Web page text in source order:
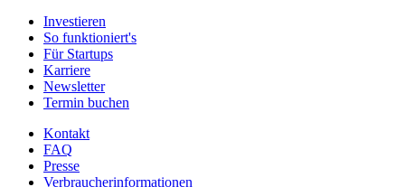
Investieren
So funktioniert's
Für Startups
Karriere
Newsletter
Termin buchen
Kontakt
FAQ
Presse
Verbraucherinformationen